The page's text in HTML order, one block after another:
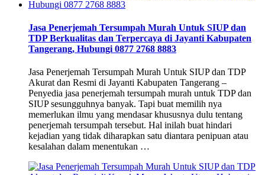
Jasa Penerjemah Tersumpah Murah Untuk SIUP dan
TDP Berkualitas dan Terpercaya di Jayanti Kabupaten
Tangerang, Hubungi 0877 2768 8883
Jasa Penerjemah Tersumpah Murah Untuk SIUP dan TDP
Akurat dan Resmi di Jayanti Kabupaten Tangerang –
Penyedia jasa penerjemah tersumpah murah untuk TDP dan
SIUP sesungguhnya banyak. Tapi buat memilih nya
memerlukan ilmu yang mendasar khususnya dulu tentang
penerjemah tersumpah tersebut. Hal inilah buat hindari
kejadian yang tidak diharapkan satu diantara penipuan atau
kesalahan dalam menentukan …